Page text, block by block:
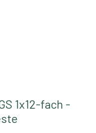
1x12-fach -